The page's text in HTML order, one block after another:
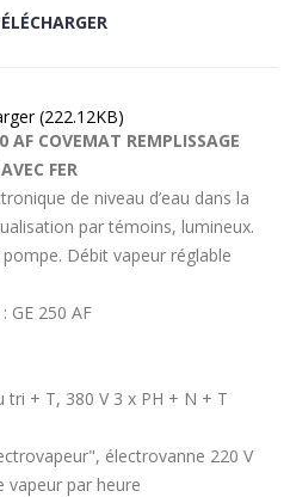
(222.12KB)
AF COVEMAT REMPLISSAGE
FER
de niveau d’eau dans la
par témoins, lumineux.
Débit vapeur réglable
GE 250 AF
+ T, 380 V 3 x PH + N + T
électrovanne 220 V
vapeur par heure